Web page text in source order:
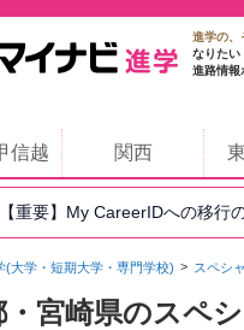
進学の、
なりたい
進路情報
信越 関西
【重要】My CareerIDへの移行
(大学・短期大学・専門学校) スペシ
・宮崎県のスペ